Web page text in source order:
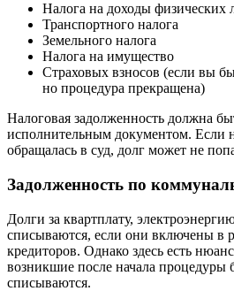
Налога на доходы
Транспортного налога
Земельного налога
Налога на имущество
Страховых взносов (если вы
но процедура прекращена)
Налоговая задолженность должна
исполнительным документом. Если
обращалась в суд, долг может не
Задолженность по
Долги за квартплату,
списываются, если они включены в
кредиторов. Однако здесь есть
возникшие после начала процедуры
списываются.